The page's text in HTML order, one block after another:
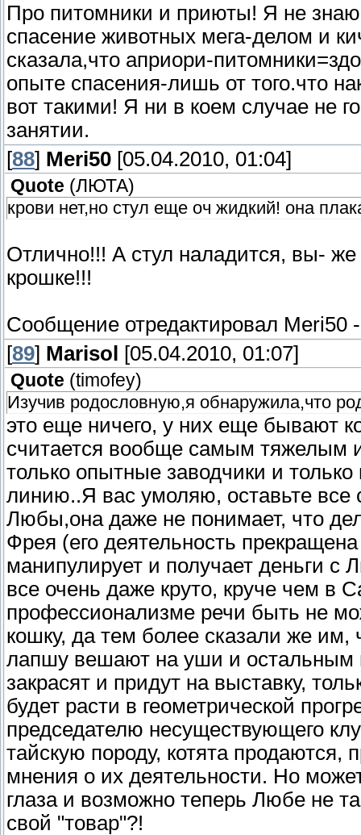
Про питомники и приюты! Я не знаю
спасение животных мега-делом и
сказала,что априори-
опыте спасения-лишь от того.что
вот такими! Я ни в коем случае не
занятии.
[88] Meri50 [05.04.2010, 01:04]
Quote (ЛЮТА)
крови нет,но стул еще оч жидкий! она
Отлично!!! А стул наладится, вы-
крошке!!!
Сообщение отредактировал Meri50
[89] Marisol [05.04.2010, 01:07]
Quote (timofey)
Изучив родословную,я обнаружила,что
это еще ничего, у них еще бывают
считается вообще самым тяжелым
только опытные заводчики и
линию..Я вас умоляю, оставьте
Любы,она даже не понимает, что
Фрея (его деятельность
манипулирует и получает деньги с
все очень даже круто, круче чем в
профессионализме речи быть не
кошку, да тем более сказали же им,
лапшу вешают на уши и остальным
закрасят и придут на выставку,
будет расти в геометрической
председателю несуществующего
тайскую породу, котята продаются,
мнения о их деятельности. Но
глаза и возможно теперь Любе не
свой "товар"?!